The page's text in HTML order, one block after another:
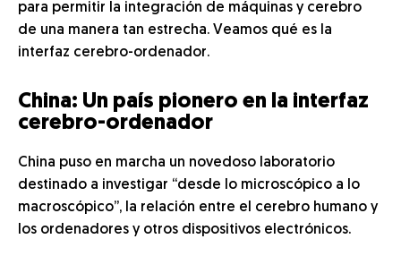
para permitir la integración de máquinas y cerebro
de una manera tan estrecha. Veamos qué es la
interfaz cerebro-ordenador.
China: Un país pionero en la interfaz
cerebro-ordenador
China puso en marcha un novedoso laboratorio
destinado a investigar “desde lo microscópico a lo
macroscópico”, la relación entre el cerebro humano y
los ordenadores y otros dispositivos electrónicos.